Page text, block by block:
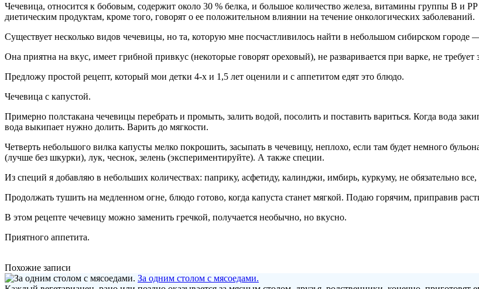
Чечевица, относится к бобовым, содержит около 30 % белка, и большое количество железа, витамины группы В и
диетическим продуктам, кроме того, говорят о ее положительном влиянии на течение онкологических заболеваний.
Существует несколько видов чечевицы, но та, которую мне посчастливилось найти в небольшом сибирском городе
Она приятна на вкус, имеет грибной привкус (некоторые говорят ореховый), не разваривается при варке, не
Предложу простой рецепт, который мои детки 4-х и 1,5 лет оценили и с аппетитом едят это блюдо.
Чечевица с капустой.
Примерно полстакана чечевицы перебрать и промыть, залить водой, посолить и поставить вариться. Когда вода
вода выкипает нужно долить. Варить до мягкости.
Четверть небольшого вилка капусты мелко покрошить, засыпать в чечевицу, неплохо, если там будет немного
(лучше без шкурки), лук, чеснок, зелень (экспериментируйте). А также специи.
Из специй я добавляю в небольших количествах: паприку, асфетиду, калинджи, имбирь, куркуму, не обязательно
Продолжать тушить на медленном огне, блюдо готово, когда капуста станет мягкой. Подаю горячим, приправив
В этом рецепте чечевицу можно заменить гречкой, получается необычно, но вкусно.
Приятного аппетита.
Похожие записи
За одним столом с мясоедами.